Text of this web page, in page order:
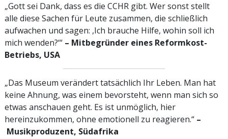
„Gott sei Dank, dass es die CCHR gibt. Wer sonst stellt
alle diese Sachen für Leute zusammen, die schließlich
aufwachen und sagen: ,Ich brauche Hilfe, wohin soll ich
mich wenden?‘“ – Mitbegründer eines Reformkost-
Betriebs, USA
„Das Museum verändert tatsächlich Ihr Leben. Man hat
keine Ahnung, was einem bevorsteht, wenn man sich so
etwas anschauen geht. Es ist unmöglich, hier
hereinzukommen, ohne emotionell zu reagieren.“ –
Musikproduzent, Südafrika